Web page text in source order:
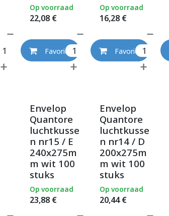
22,08 €
Op voorraad
Favoriet
16,28€
Op voorraad
Favoriet
Envelop
Quantore
luchtkusse
n nr15 / E
240x275m
m wit 100
stuks
23,88 €
Op voorraad
Envelop
Quantore
luchtkusse
n nr14 / D
200x275m
m wit 100
stuks
20,44€
Op voorraad